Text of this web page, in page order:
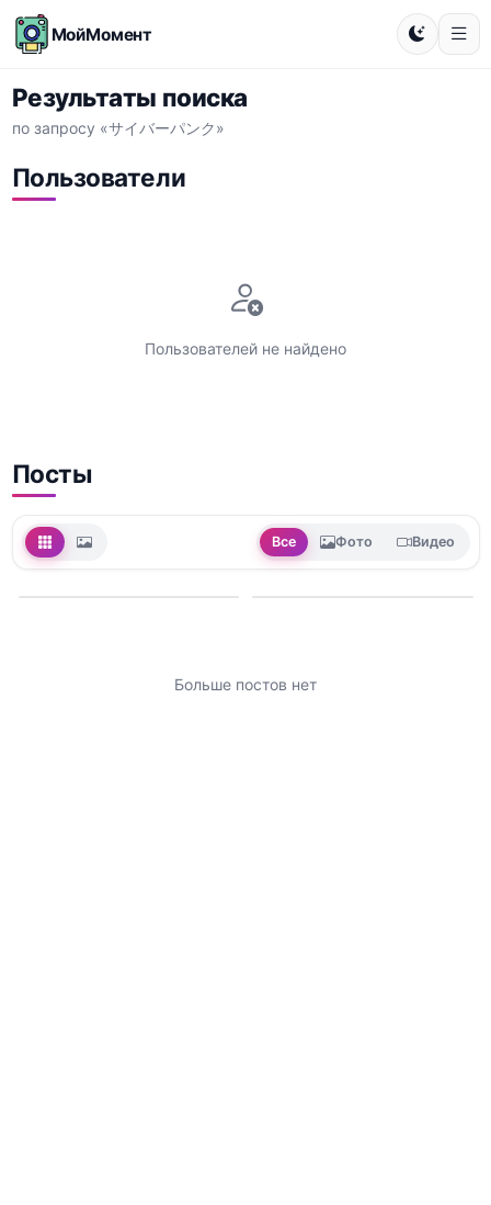
МойМомент
Результаты поиска
по запросу «サイバーパンク»
Пользователи
Пользователей не найдено
Посты
Все Фото Видео
Больше постов нет